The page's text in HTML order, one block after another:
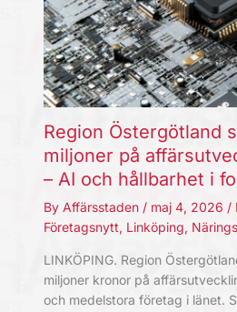
Region Östergötland
miljoner på
– AI och hållbarhet i
By Affärsstaden / maj 4, 2026 /
Företagsnytt, Linköping,
LINKÖPING. Region
miljoner kronor på
och medelstora företag i länet.